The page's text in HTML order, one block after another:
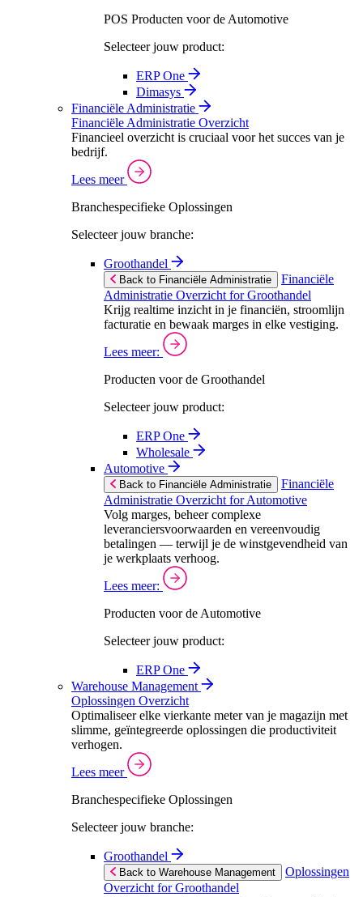
POS Producten voor de Automotive
Selecteer jouw product:
ERP One
Dimasys
Financiële Administratie
Financiële Administratie Overzicht
Financieel overzicht is cruciaal voor het succes van je
bedrijf.
Lees meer
Branchespecifieke Oplossingen
Selecteer jouw branche:
Groothandel
Back to Financiële Administratie
Financiële
Administratie Overzicht for Groothandel
Krijg realtime inzicht in je financiën, stroomlijn
facturatie en bewaak marges in elke vestiging.
Lees meer:
Producten voor de Groothandel
Selecteer jouw product:
ERP One
Wholesale
Automotive
Back to Financiële Administratie
Financiële
Administratie Overzicht for Automotive
Volg marges, beheer complexe
leveranciersvoorwaarden en vereenvoudig
betalingen — terwijl je de winstgevendheid van
je werkplaats verhoog.
Lees meer:
Producten voor de Automotive
Selecteer jouw product:
ERP One
Warehouse Management
Oplossingen Overzicht
Optimaliseer elke vierkante meter van je magazijn met
slimme, geïntegreerde oplossingen die productiviteit
verhogen.
Lees meer
Branchespecifieke Oplossingen
Selecteer jouw branche:
Groothandel
Back to Warehouse Management
Oplossingen
Overzicht for Groothandel